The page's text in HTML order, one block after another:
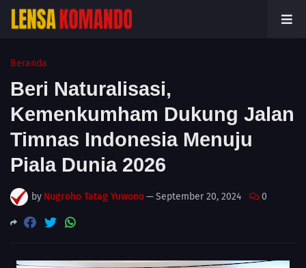
Beranda
Beri Naturalisasi,
Kemenkumham Dukung Jalan
Timnas Indonesia Menuju
Piala Dunia 2026
by Nugroho Tatag Yuwono—September 20, 2024 0